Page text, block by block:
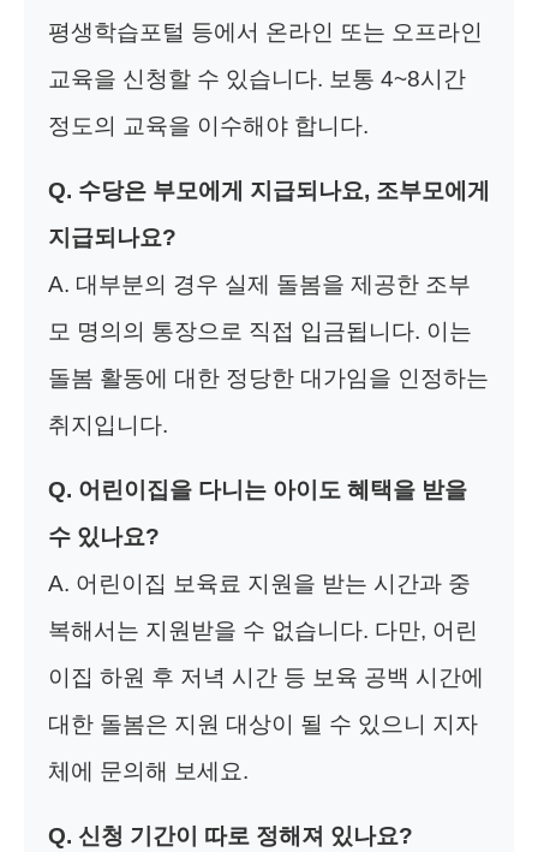
평생학습포털 등에서 온라인 또는 오프라인
교육을 신청할 수 있습니다. 보통 4~8시간
정도의 교육을 이수해야 합니다.
Q. 수당은 부모에게 지급되나요, 조부모에게
지급되나요?
A. 대부분의 경우 실제 돌봄을 제공한 조부
모 명의의 통장으로 직접 입금됩니다. 이는
돌봄 활동에 대한 정당한 대가임을 인정하는
취지입니다.
Q. 어린이집을 다니는 아이도 혜택을 받을
수 있나요?
A. 어린이집 보육료 지원을 받는 시간과 중
복해서는 지원받을 수 없습니다. 다만, 어린
이집 하원 후 저녁 시간 등 보육 공백 시간에
대한 돌봄은 지원 대상이 될 수 있으니 지자
체에 문의해 보세요.
Q. 신청 기간이 따로 정해져 있나요?